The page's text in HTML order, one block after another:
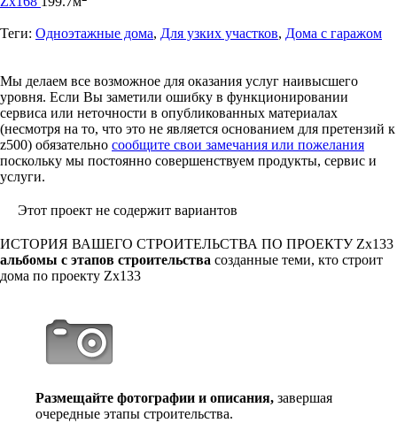
Теги: Одноэтажные дома, Для узких участков, Дома с гаражом
Мы делаем все возможное для оказания услуг наивысшего
уровня. Если Вы заметили ошибку в функционировании
сервиса или неточности в опубликованных материалах
(несмотря на то, что это не является основанием для претензий к
z500) обязательно сообщите свои замечания или пожелания
поскольку мы постоянно совершенствуем продукты, сервис и
услуги.
Этот проект не содержит вариантов
ИСТОРИЯ ВАШЕГО СТРОИТЕЛЬСТВА ПО ПРОЕКТУ Zx133
альбомы с этапов строительства созданные теми, кто строит
дома по проекту Zx133
Размещайте фотографии и описания, завершая
очередные этапы строительства.